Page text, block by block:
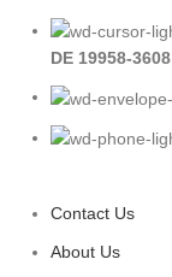
DE 19958-3608
Contact Us
About Us